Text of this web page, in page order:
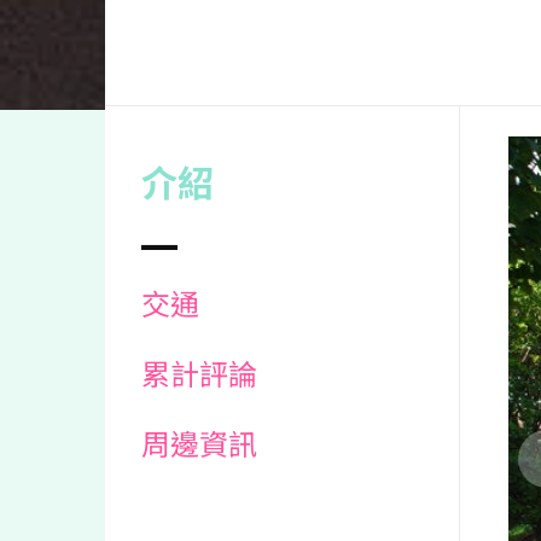
介紹
交通
累計評論
周邊資訊